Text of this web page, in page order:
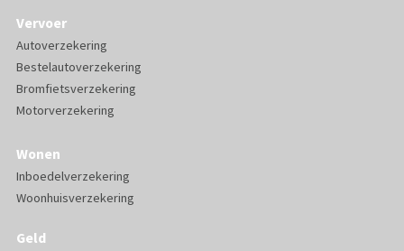
Vervoer
Autoverzekering
Bestelautoverzekering
Bromfietsverzekering
Motorverzekering
Wonen
Inboedelverzekering
Woonhuisverzekering
Geld